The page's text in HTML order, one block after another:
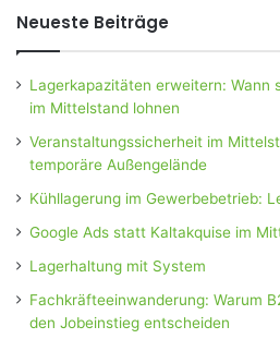
Neueste Beiträge
Lagerkapazitäten erweitern: Wann
im Mittelstand lohnen
Veranstaltungssicherheit im
temporäre Außengelände
Kühllagerung im Gewerbebetrieb:
Google Ads statt Kaltakquise im
Lagerhaltung mit System
Fachkräfteeinwanderung: Warum
den Jobeinstieg entscheiden